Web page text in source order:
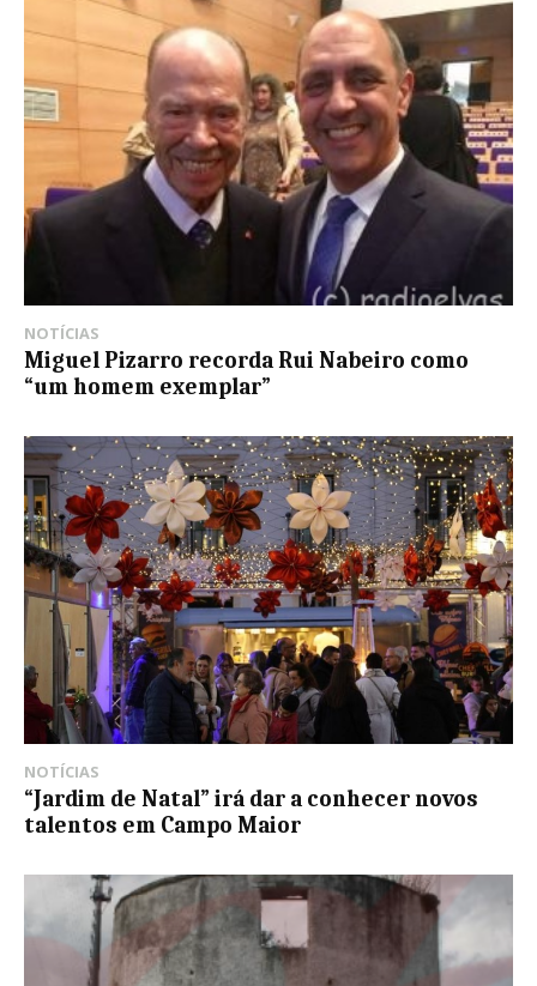
NOTÍCIAS
Miguel Pizarro recorda Rui Nabeiro como
“um homem exemplar”
NOTÍCIAS
“Jardim de Natal” irá dar a conhecer novos
talentos em Campo Maior